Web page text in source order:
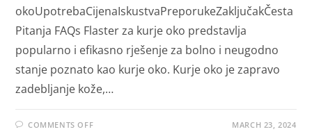
okoUpotrebaCijenaIskustvaPreporukeZaključakČesta
Pitanja FAQs Flaster za kurje oko predstavlja
popularno i efikasno rješenje za bolno i neugodno
stanje poznato kao kurje oko. Kurje oko je zapravo
zadebljanje kože,…
COMMENTS OFFON MARCH 23, 2024